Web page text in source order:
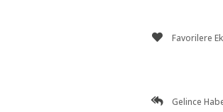
Favorilere
Gelince